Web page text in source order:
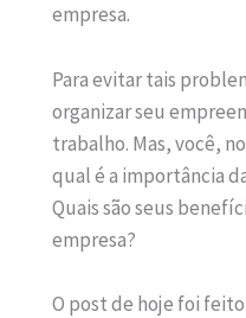
empresa.
Para evitar tais
organizar seu
trabalho. Mas, você,
qual é a importância
Quais são seus
empresa?
O post de hoje foi feito